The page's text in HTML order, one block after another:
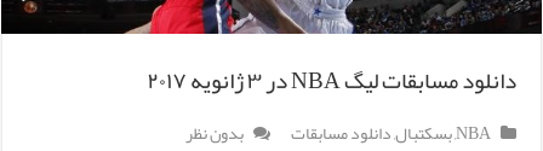
دانلود مسابقات لیگ NBA در ۳ ژانویه ۲۰۱۷
NBA
,بسکتبال,دانلود مسابقات بدون نظر